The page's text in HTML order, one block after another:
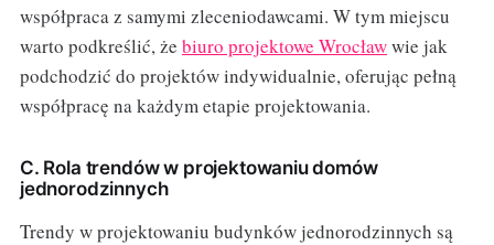
współpraca z samymi zleceniodawcami. W tym miejscu
warto podkreślić, że biuro projektowe Wrocławwie jak
podchodzić do projektów indywidualnie, oferując pełną
współpracę na każdym etapie projektowania.
C. Rola trendów w projektowaniu domów
jednorodzinnych
Trendy w projektowaniu budynków jednorodzinnych są